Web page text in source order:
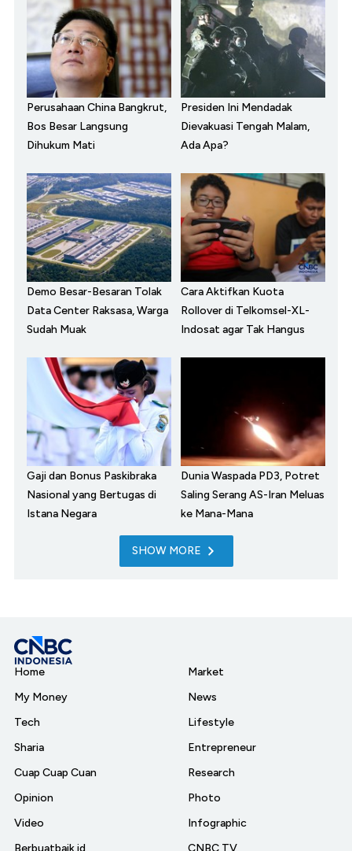
Perusahaan China Bangkrut,
Bos Besar Langsung
Dihukum Mati
Presiden Ini Mendadak
Dievakuasi Tengah Malam,
Ada Apa?
Demo Besar-Besaran Tolak
Data Center Raksasa, Warga
Sudah Muak
Cara Aktifkan Kuota
Rollover di Telkomsel-XL-
Indosat agar Tak Hangus
Gaji dan Bonus Paskibraka
Nasional yang Bertugas di
Istana Negara
Dunia Waspada PD3, Potret
Saling Serang AS-Iran Meluas
ke Mana-Mana
SHOW MORE
Home
My Money
Tech
Sharia
Cuap Cuap Cuan
Opinion
Video
Market
News
Lifestyle
Entrepreneur
Research
Photo
Infographic